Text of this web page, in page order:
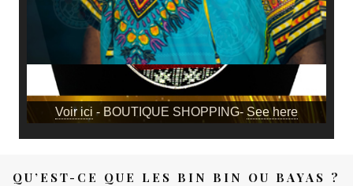
Voir ici - BOUTIQUE SHOPPING- See here
QU’EST-CE QUE LES BIN BIN OU BAYAS ?